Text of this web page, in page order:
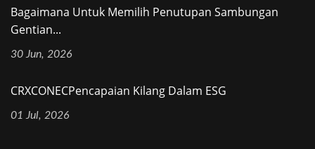
Bagaimana Untuk Memilih Penutupan Sambungan
Gentian...
30 Jun, 2026
CRXCONECPencapaian Kilang Dalam ESG
01 Jul, 2026